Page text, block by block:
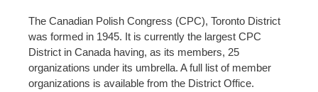
The Canadian Polish Congress (CPC), Toronto District
was formed in 1945. It is currently the largest CPC
District in Canada having, as its members, 25
organizations under its umbrella. A full list of member
organizations is available from the District Office.